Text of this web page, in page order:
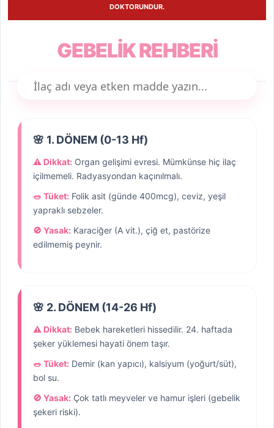
DOKTORUNDUR.
GEBELİK REHBERİ
🌸 1. DÖNEM (0-13 Hf)
⚠️ Dikkat: Organ gelişimi evresi. Mümkünse hiç ilaç
içilmemeli. Radyasyondan kaçınılmalı.
🥗 Tüket: Folik asit (günde 400mcg), ceviz, yeşil
yapraklı sebzeler.
🚫 Yasak: Karaciğer (A vit.), çiğ et, pastörize
edilmemiş peynir.
🌸 2. DÖNEM (14-26 Hf)
⚠️ Dikkat: Bebek hareketleri hissedilir. 24. haftada
şeker yüklemesi hayati önem taşır.
🥗 Tüket: Demir (kan yapıcı), kalsiyum (yoğurt/süt),
bol su.
🚫 Yasak: Çok tatlı meyveler ve hamur işleri (gebelik
şekeri riski).